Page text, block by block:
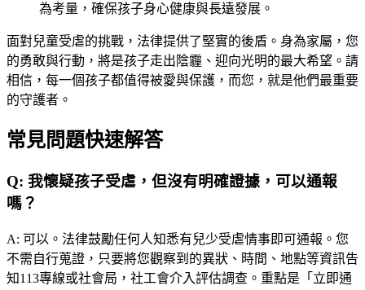
為考量，確保孩子身心健康與長遠發展。
面對兒童受虐的挑戰，法律提供了堅實的後盾。身為家屬，您
的勇敢與行動，將是孩子走出陰霾、迎向光明的最大希望。請
相信，每一個孩子都值得被愛與保護，而您，就是他們最重要
的守護者。
常見問題快速解答
Q: 我懷疑孩子受虐，但沒有明確證據，可以通報
嗎？
A: 可以。法律鼓勵任何人知悉有兒少受虐情事即可通報。您
不需自行蒐證，只要將您觀察到的異狀、時間、地點等資訊告
知113專線或社會局，社工會介入評估調查。重點是「立即通